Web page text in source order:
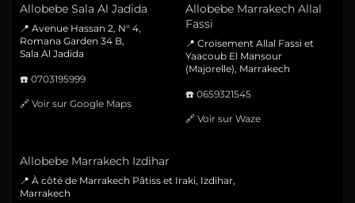
Allobebe Sala Al Jadida
📍 Avenue Hassan 2, N° 4,
Romana Garden 34 B,
Sala Al Jadida
☎️ 0703195999
🔗 Voir sur Google Maps
Allobebe Marrakech Allal
Fassi
📍 Croisement Allal Fassi et
Yaacoub El Mansour
(Majorelle), Marrakech
☎️ 0659321545
🔗 Voir sur Waze
Allobebe Marrakech Izdihar
📍 À côté de Marrakech Pâtiss et Iraki, Izdihar,
Marrakech